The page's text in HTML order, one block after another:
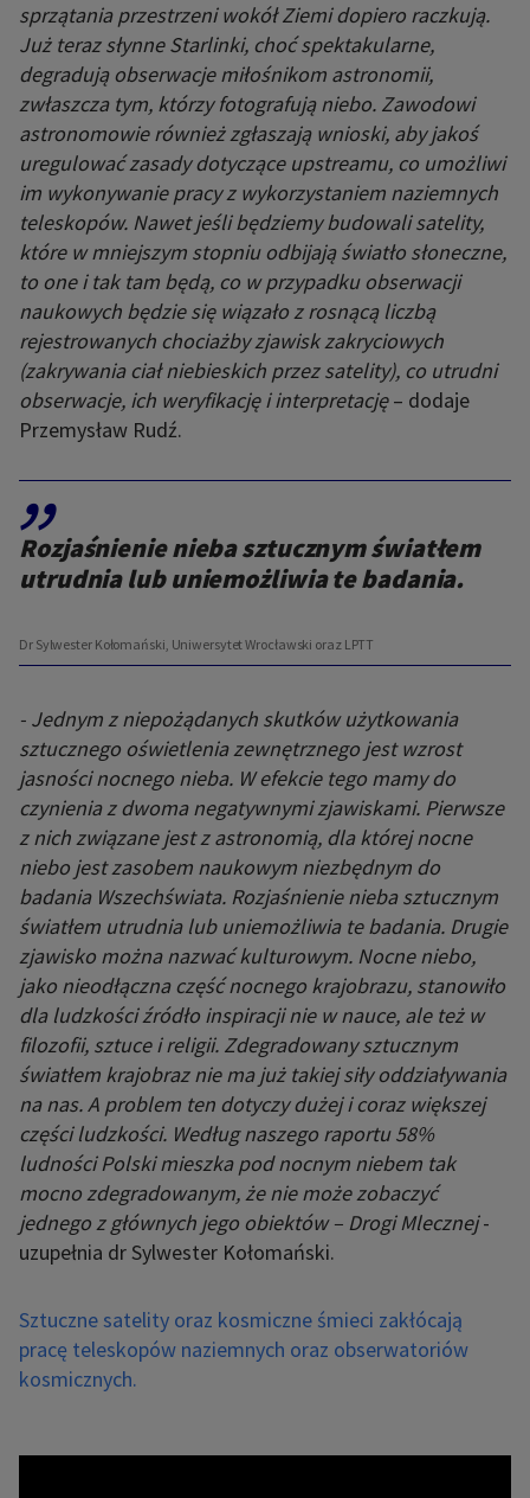
sprzątania przestrzeni wokół Ziemi dopiero raczkują.
Już teraz słynne Starlinki, choć spektakularne,
degradują obserwacje miłośnikom astronomii,
zwłaszcza tym, którzy fotografują niebo. Zawodowi
astronomowie również zgłaszają wnioski, aby jakoś
uregulować zasady dotyczące upstreamu, co umożliwi
im wykonywanie pracy z wykorzystaniem naziemnych
teleskopów. Nawet jeśli będziemy budowali satelity,
które w mniejszym stopniu odbijają światło słoneczne,
to one i tak tam będą, co w przypadku obserwacji
naukowych będzie się wiązało z rosnącą liczbą
rejestrowanych chociażby zjawisk zakryciowych
(zakrywania ciał niebieskich przez satelity), co utrudni
obserwacje, ich weryfikację i interpretację– dodaje
Przemysław Rudź.
,,
Rozjaśnienie nieba sztucznym światłem
utrudnia lub uniemożliwia te badania.
Dr Sylwester Kołomański, Uniwersytet Wrocławski oraz LPTT
- Jednym z niepożądanych skutków użytkowania
sztucznego oświetlenia zewnętrznego jest wzrost
jasności nocnego nieba. W efekcie tego mamy do
czynienia z dwoma negatywnymi zjawiskami. Pierwsze
z nich związane jest z astronomią, dla której nocne
niebo jest zasobem naukowym niezbędnym do
badania Wszechświata. Rozjaśnienie nieba sztucznym
światłem utrudnia lub uniemożliwia te badania. Drugie
zjawisko można nazwać kulturowym. Nocne niebo,
jako nieodłączna część nocnego krajobrazu, stanowiło
dla ludzkości źródło inspiracji nie w nauce, ale też w
filozofii, sztuce i religii. Zdegradowany sztucznym
światłem krajobraz nie ma już takiej siły oddziaływania
na nas. A problem ten dotyczy dużej i coraz większej
części ludzkości. Według naszego raportu 58%
ludności Polski mieszka pod nocnym niebem tak
mocno zdegradowanym, że nie może zobaczyć
jednego z głównych jego obiektów – Drogi Mlecznej-
uzupełnia dr Sylwester Kołomański.
Sztuczne satelity oraz kosmiczne śmieci zakłócają
pracę teleskopów naziemnych oraz obserwatoriów
kosmicznych.